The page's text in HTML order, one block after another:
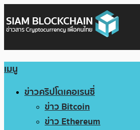
เมนู
ข่าวคริปโตเคอเรนซี่
ข่าว Bitcoin
ข่าว Ethereum